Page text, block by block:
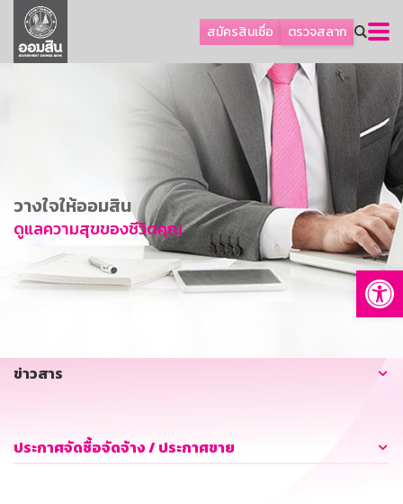
สมัครสินเชื่อ ตรวจสลาก
ลูกค้าธุรกิจ
ลูกค้าผู้ประกอบรายย่อย
การพัฒนาที่ยั่งยืน
ข่าวสาร
บริการทางการเงิน
อื่นๆ
วางใจให้ออมสิน
ดูแลความสุขของชีวิตคุณ
ข่าวสาร
ประกาศจัดซื้อจัดจ้าง / ประกาศขาย